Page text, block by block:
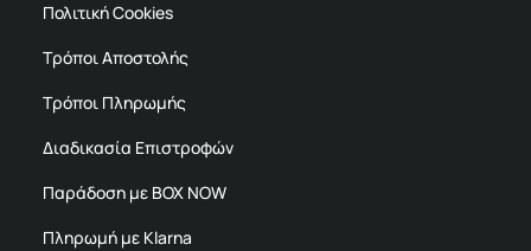
Πολιτική Cookies
Τρόποι Αποστολής
Τρόποι Πληρωμής
Διαδικασία Επιστροφών
Παράδοση με BOX NOW
Πληρωμή με Klarna